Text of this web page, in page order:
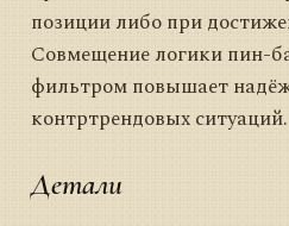
позиции либо при
Совмещение логики пин-
фильтром повышает
контртрендовых ситуаций.
Детали